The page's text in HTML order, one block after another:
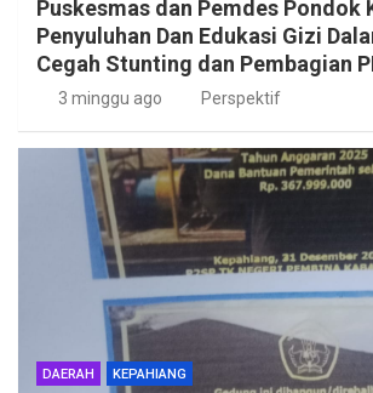
Puskesmas dan Pemdes Pondok
Penyuluhan Dan Edukasi Gizi
Cegah Stunting dan Pembagian
3 minggu ago Perspektif
DAERAH KEPAHIANG